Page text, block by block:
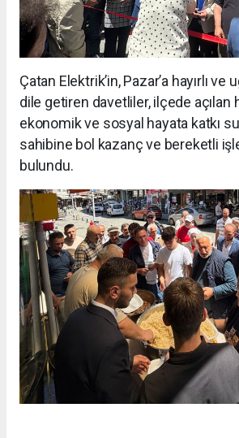
Çatan Elektrik’in, Pazar’a hayırlı ve
dile getiren davetliler, ilçede açılan
ekonomik ve sosyal hayata katkı
sahibine bol kazanç ve bereketli
bulundu.